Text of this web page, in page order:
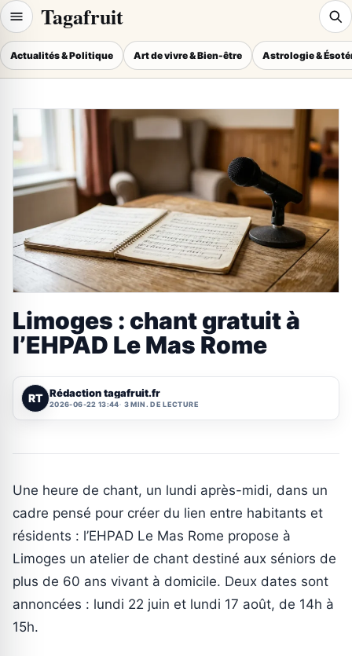
Tagafruit
Actualités & Politique Art de vivre & Bien-être Astrologie &
Limoges : chant gratuit à
l’EHPAD Le Mas Rome
RT Rédaction tagafruit.fr
2026-06-22 13:44 3 MIN. DE LECTURE
Une heure de chant, un lundi après-midi, dans un
cadre pensé pour créer du lien entre habitants et
résidents : l’EHPAD Le Mas Rome propose à
Limoges un atelier de chant destiné aux séniors de
plus de 60 ans vivant à domicile. Deux dates sont
annoncées : lundi 22 juin et lundi 17 août, de 14h à
15h.